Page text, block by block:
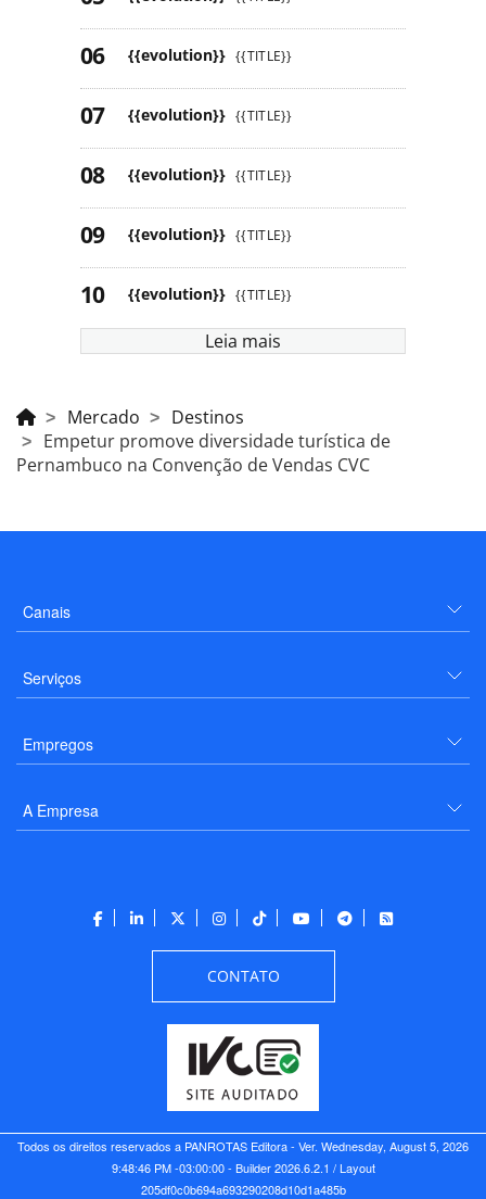
{{evolution}} {{TITLE}}
{{evolution}} {{TITLE}}
{{evolution}} {{TITLE}}
{{evolution}} {{TITLE}}
{{evolution}} {{TITLE}}
Leia mais
Mercado
Destinos
Empetur promove diversidade turística de
Pernambuco na Convenção de Vendas CVC
Canais
Serviços
Empregos
A Empresa
CONTATO
Todos os direitos reservados a PANROTAS Editora - Ver. Wednesday, August 5, 2026
9:48:46 PM -03:00:00 - Builder 2026.6.2.1 / Layout
205df0c0b694a693290208d10d1a485b